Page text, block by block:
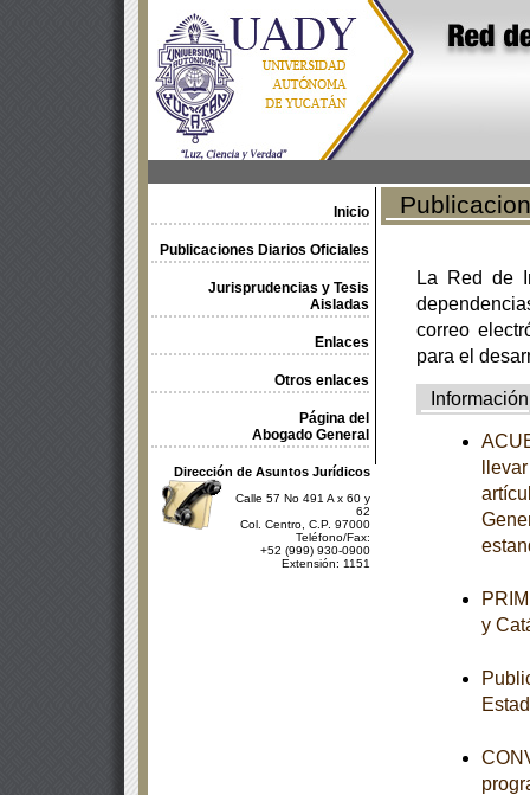
Inicio
Publicaciones Diarios Oficiales
Jurisprudencias y Tesis
Aisladas
Enlaces
Otros enlaces
Página del
Abogado General
Dirección de Asuntos Jurídicos
Calle 57 No 491 A x 60 y
62
Col. Centro, C.P. 97000
Teléfono/Fax:
+52 (999) 930-0900
Extensión: 1151
La Red de
correo
para el
Información
y